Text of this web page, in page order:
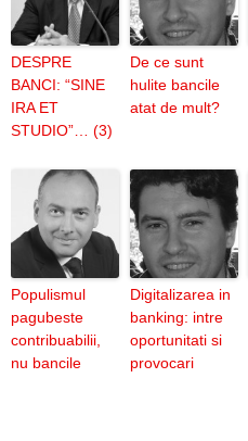
DESPRE
BANCI: “SINE
IRA ET
STUDIO”… (3)
De ce sunt
hulite bancile
atat de mult?
Populismul
pagubeste
contribuabilii,
nu bancile
Digitalizarea in
banking: intre
oportunitati si
provocari